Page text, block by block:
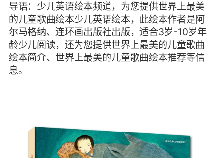
导语：少儿英语绘本频道，为您提供世界上最美
的儿童歌曲绘本少儿英语绘本，此绘本作者是阿
尔马格纳、连环画出版社出版，适合3岁-10岁年
龄少儿阅读，还为您提供世界上最美的儿童歌曲
绘本简介、世界上最美的儿童歌曲绘本推荐等信
息。